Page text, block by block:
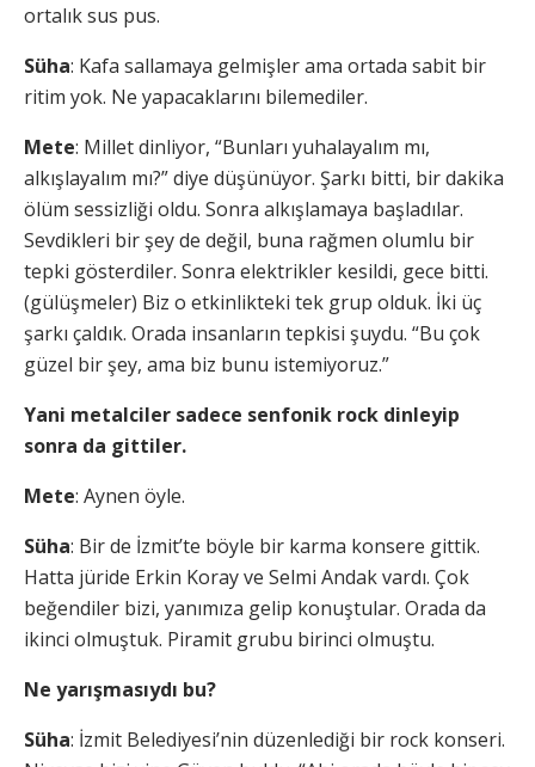
ortalık sus pus.
Süha: Kafa sallamaya gelmişler ama ortada sabit bir
ritim yok. Ne yapacaklarını bilemediler.
Mete: Millet dinliyor, “Bunları yuhalayalım mı,
alkışlayalım mı?” diye düşünüyor. Şarkı bitti, bir dakika
ölüm sessizliği oldu. Sonra alkışlamaya başladılar.
Sevdikleri bir şey de değil, buna rağmen olumlu bir
tepki gösterdiler. Sonra elektrikler kesildi, gece bitti.
(gülüşmeler) Biz o etkinlikteki tek grup olduk. İki üç
şarkı çaldık. Orada insanların tepkisi şuydu. “Bu çok
güzel bir şey, ama biz bunu istemiyoruz.”
Yani metalciler sadece senfonik rock dinleyip
sonra da gittiler.
Mete: Aynen öyle.
Süha: Bir de İzmit’te böyle bir karma konsere gittik.
Hatta jüride Erkin Koray ve Selmi Andak vardı. Çok
beğendiler bizi, yanımıza gelip konuştular. Orada da
ikinci olmuştuk. Piramit grubu birinci olmuştu.
Ne yarışmasıydı bu?
Süha: İzmit Belediyesi’nin düzenlediği bir rock konseri.